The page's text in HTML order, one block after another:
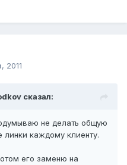
2011
сказал:
не делать общую
линки каждому клиенту.
его заменю на